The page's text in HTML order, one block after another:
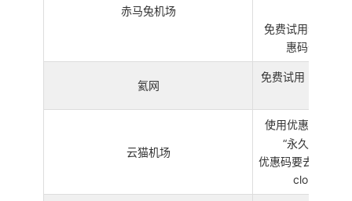
赤马兔机场
免费试用套餐需
惠码去他们
氦网
免费试用 30 天
云猫机场
使用优惠码
“永久免费”
优惠码要去他们
cloudcat